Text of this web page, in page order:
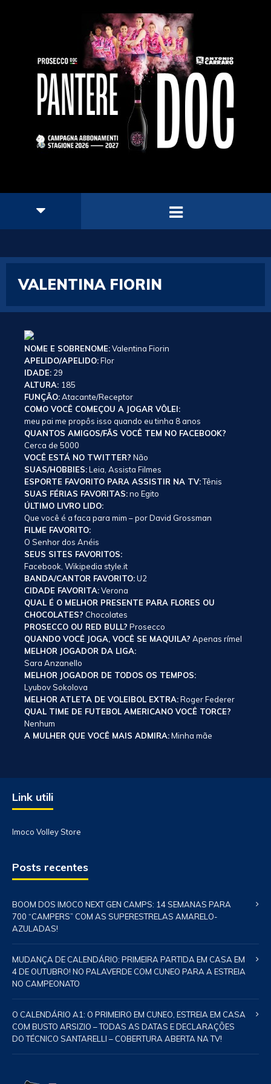
VALENTINA FIORIN
NOME E SOBRENOME:Valentina Fiorin
APELIDO/APELIDO:Flor
IDADE: 29
ALTURA: 185
FUNÇÃO:Atacante/Receptor
COMO VOCÊ COMEÇOU A JOGAR VÔLEI:
meu pai me propôs isso quando eu tinha 8 anos
QUANTOS AMIGOS/FÃS VOCÊ TEM NO FACEBOOK?
Cerca de 5000
VOCÊ ESTÁ NO TWITTER? Não
SUAS/HOBBIES:Leia, Assista Filmes
ESPORTE FAVORITO PARA ASSISTIR NA TV:Tênis
SUAS FÉRIAS FAVORITAS:no Egito
ÚLTIMO LIVRO LIDO:
Que você é a faca para mim – por David Grossman
FILME FAVORITO:
O Senhor dos Anéis
SEUS SITES FAVORITOS:
Facebook, Wikipedia style.it
BANDA/CANTOR FAVORITO:U2
CIDADE FAVORITA:Verona
QUAL É O MELHOR PRESENTE PARA FLORES OU
CHOCOLATES? Chocolates
PROSECCO OU RED BULL? Prosecco
QUANDO VOCÊ JOGA, VOCÊ SE MAQUILA? Apenas rímel
MELHOR JOGADOR DA LIGA:
Sara Anzanello
MELHOR JOGADOR DE TODOS OS TEMPOS:
Lyubov Sokolova
MELHOR ATLETA DE VOLEIBOL EXTRA:Roger Federer
QUAL TIME DE FUTEBOL AMERICANO VOCÊ TORCE?
Nenhum
A MULHER QUE VOCÊ MAIS ADMIRA:Minha mãe
Link utili
Imoco Volley Store
Posts recentes
BOOM DOS IMOCO NEXT GEN CAMPS: 14 SEMANAS PARA
700 “CAMPERS” COM AS SUPERESTRELAS AMARELO-
AZULADAS!
MUDANÇA DE CALENDÁRIO: PRIMEIRA PARTIDA EM CASA EM
4 DE OUTUBRO! NO PALAVERDE COM CUNEO PARA A ESTREIA
NO CAMPEONATO
O CALENDÁRIO A1: O PRIMEIRO EM CUNEO, ESTREIA EM CASA
COM BUSTO ARSIZIO – TODAS AS DATAS E DECLARAÇÕES
DO TÉCNICO SANTARELLI – COBERTURA ABERTA NA TV!